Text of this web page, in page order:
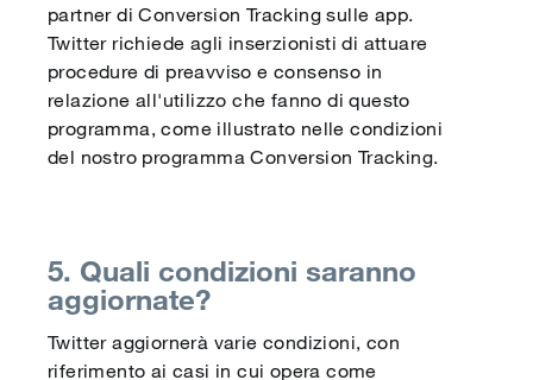
partner di Conversion Tracking sulle app.
Twitter richiede agli inserzionisti di attuare
procedure di preavviso e consenso in
relazione all'utilizzo che fanno di questo
programma, come illustrato nelle condizioni
del nostro programma Conversion Tracking.
5. Quali condizioni saranno
aggiornate?
Twitter aggiornerà varie condizioni, con
riferimento ai casi in cui opera come